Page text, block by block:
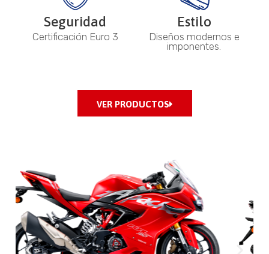
Seguridad
Certificación Euro 3
Estilo
Diseños modernos e
imponentes.
VER PRODUCTOS